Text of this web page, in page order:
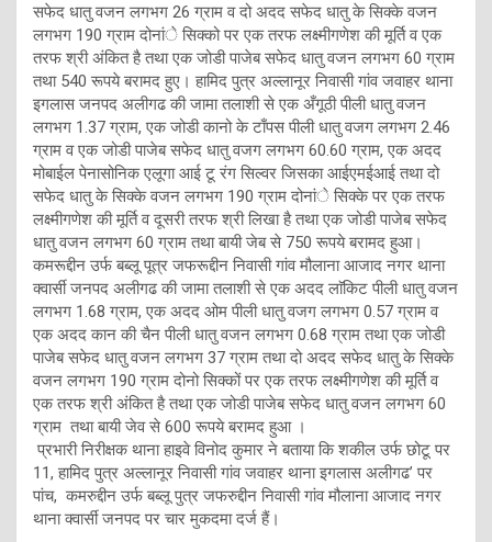
सफेद धातु वजन लगभग 26 ग्राम व दो अदद सफेद धातु के सिक्के वजन
लगभग 190 ग्राम दोनांे सिक्को पर एक तरफ लक्ष्मीगणेश की मूर्ति व एक
तरफ श्री अंकित है तथा एक जोडी पाजेब सफेद धातु वजन लगभग 60 ग्राम
तथा 540 रूपये बरामद हुए। हामिद पुत्र अल्लानूर निवासी गांव जवाहर थाना
इगलास जनपद अलीगढ की जामा तलाशी से एक अँगूठी पीली धातु वजन
लगभग 1.37 ग्राम, एक जोडी कानो के टाँपस पीली धातु वजग लगभग 2.46
ग्राम व एक जोडी पाजेब सफेद धातु वजग लगभग 60.60 ग्राम, एक अदद
मोबाईल पेनासोनिक एलूगा आई टू रंग सिल्वर जिसका आईएमईआई तथा दो
सफेद धातु के सिक्के वजन लगभग 190 ग्राम दोनांे सिक्के पर एक तरफ
लक्ष्मीगणेश की मूर्ति व दूसरी तरफ श्री लिखा है तथा एक जोडी पाजेब सफेद
धातु वजन लगभग 60 ग्राम तथा बायी जेब से 750 रूपये बरामद हुआ।
कमरूद्दीन उर्फ बब्लू पूत्र जफरूद्दीन निवासी गांव मौलाना आजाद नगर थाना
क्वार्सी जनपद अलीगढ की जामा तलाशी से एक अदद लाॅकिट पीली धातु वजन
लगभग 1.68 ग्राम, एक अदद ओम पीली धातु वजग लगभग 0.57 ग्राम व
एक अदद कान की चैन पीली धातु वजन लगभग 0.68 ग्राम तथा एक जोडी
पाजेब सफेद धातु वजन लगभग 37 ग्राम तथा दो अदद सफेद धातु के सिक्के
वजन लगभग 190 ग्राम दोनो सिक्कों पर एक तरफ लक्ष्मीगणेश की मूर्ति व
एक तरफ श्री अंकित है तथा एक जोडी पाजेब सफेद धातु वजन लगभग 60
ग्राम तथा बायी जेव से 600 रूपये बरामद हुआ ।
प्रभारी निरीक्षक थाना हाइवे विनोद कुमार ने बताया कि शकील उर्फ छोटू पर
11, हामिद पुत्र अल्लानूर निवासी गांव जवाहर थाना इगलास अलीगढ’ पर
पांच, कमरुद्दीन उर्फ बब्लू पुत्र जफरुद्दीन निवासी गांव मौलाना आजाद नगर
थाना क्वार्सी जनपद पर चार मुकदमा दर्ज हैं।